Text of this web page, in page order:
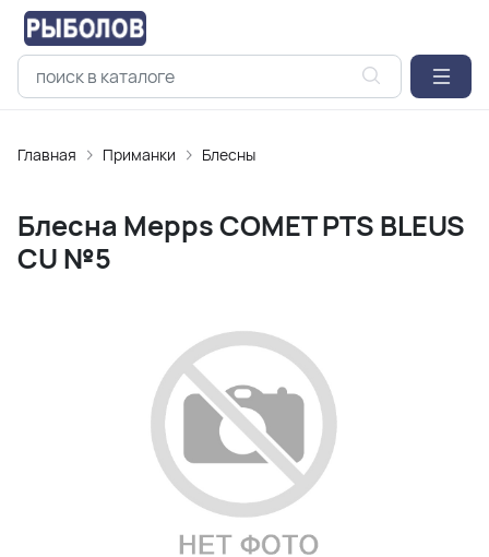
Главная Приманки Блесны
Блесна Mepps COMET PTS BLEUS
CU №5